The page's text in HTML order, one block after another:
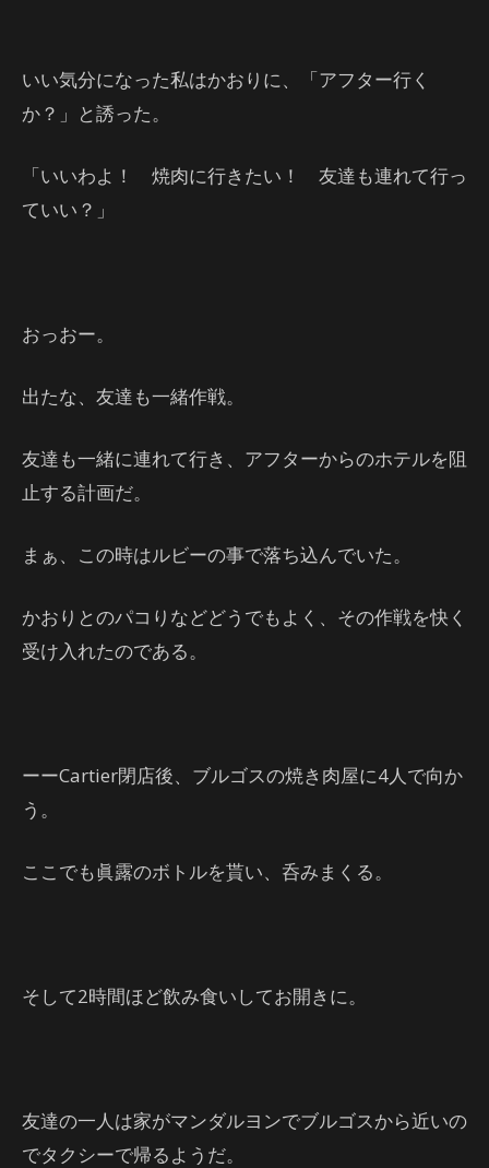
いい気分になった私はかおりに、「アフター行く
か？」と誘った。
「いいわよ！ 焼肉に行きたい！ 友達も連れて行っ
ていい？」
おっおー。
出たな、友達も一緒作戦。
友達も一緒に連れて行き、アフターからのホテルを阻
止する計画だ。
まぁ、この時はルビーの事で落ち込んでいた。
かおりとのパコりなどどうでもよく、その作戦を快く
受け入れたのである。
ーーCartier閉店後、ブルゴスの焼き肉屋に4人で向か
う。
ここでも眞露のボトルを貰い、呑みまくる。
そして2時間ほど飲み食いしてお開きに。
友達の一人は家がマンダルヨンでブルゴスから近いの
でタクシーで帰るようだ。